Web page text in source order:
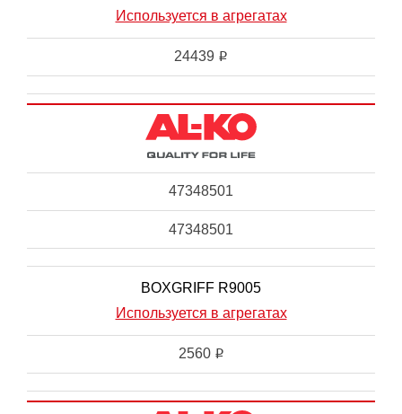
Используется в агрегатах
24439 i
47348501
47348501
BOXGRIFF R9005
Используется в агрегатах
2560 i